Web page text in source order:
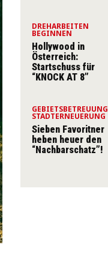
DREHARBEITEN
BEGINNEN
Hollywood in
Österreich:
Startschuss für
“KNOCK AT 8”
GEBIETSBETREUUNG
STADTERNEUERUNG
Sieben Favoritner
heben heuer den
“Nachbarschatz”!